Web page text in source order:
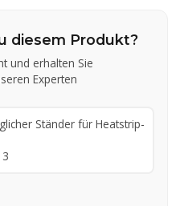
diesem Produkt?
und erhalten Sie
Experten
Ständer für Heatstrip-